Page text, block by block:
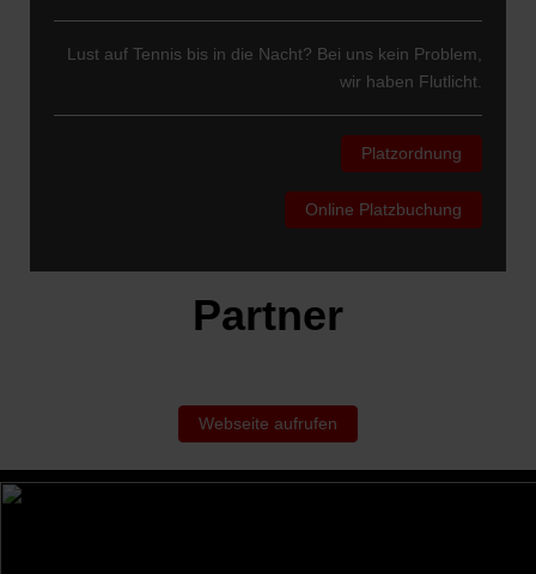
Lust auf Tennis bis in die Nacht? Bei uns kein Problem,
wir haben Flutlicht.
Platzordnung
Online Platzbuchung
Partner
Webseite aufrufen